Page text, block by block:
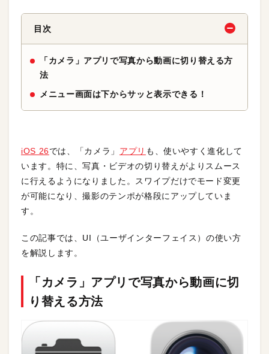
目次
「カメラ」アプリで写真から動画に切り替える方
法
メニュー画面は下からサッと表示できる！
iOS 26では、「カメラ」 アプリ も、使いやすく進化して
います。特に、写真・ビデオの切り替えがよりスムース
に行えるようになりました。スワイプだけでモード変更
が可能になり、撮影のテンポが格段にアップしていま
す。
この記事では、UI（ユーザインターフェイス）の使い方
を解説します。
「カメラ」アプリで写真から動画に切
り替える方法